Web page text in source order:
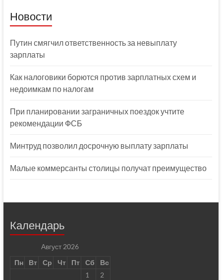
Новости
Путин смягчил ответственность за невыплату
зарплаты
Как налоговики борются против зарплатных схем и
недоимкам по налогам
При планировании заграничных поездок учтите
рекомендации ФСБ
Минтруд позволил досрочную выплату зарплаты
Малые коммерсанты столицы получат преимущество
Календарь
Август 2026
Пн
Вт Ср Чт Пт Сб
Вс
1
2